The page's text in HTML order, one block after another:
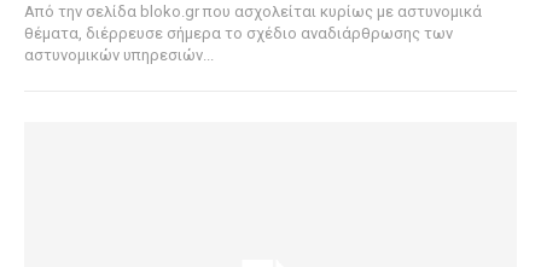
Από την σελίδα bloko.gr που ασχολείται κυρίως με αστυνομικά
θέματα, διέρρευσε σήμερα το σχέδιο αναδιάρθρωσης των
αστυνομικών υπηρεσιών...